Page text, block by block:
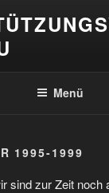
Menü
1995-1999
sind zur Zeit noch